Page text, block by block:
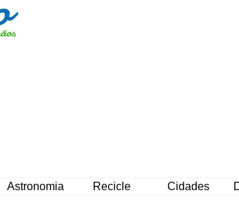
Astronomia Recicle Cidades